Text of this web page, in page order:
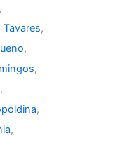
,
Tavares,
,
,
,
,
,